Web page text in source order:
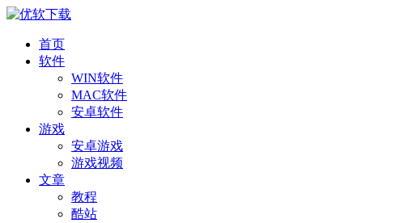
首页
软件
WIN软件
MAC软件
安卓软件
游戏
安卓游戏
游戏视频
文章
教程
酷站